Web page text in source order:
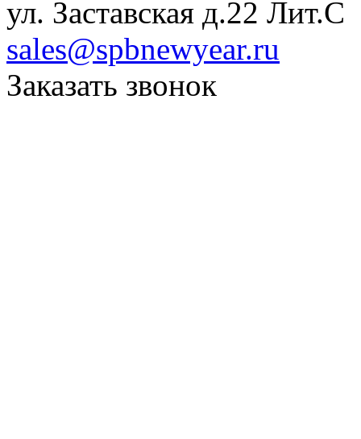
ул. Заставская д.22 Лит.С
sales@spbnewyear.ru
Заказать звонок